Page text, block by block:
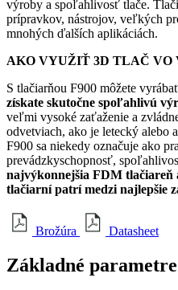
výroby a spoľahlivosť tlače.
prípravkov, nástrojov, veľkých
mnohých ďalších aplikáciách.
AKO VYUŽIŤ 3D TLAČ VO
S tlačiarňou F900 môžete
získate skutočne spoľahlivú
veľmi vysoké zaťaženie a
odvetviach, ako je letecký alebo
F900 sa niekedy označuje ako
prevádzkyschopnosť,
najvýkonnejšia FDM tlačiareň
tlačiarní patrí medzi najlepšie
Brožúra Datasheet
Základné parametre